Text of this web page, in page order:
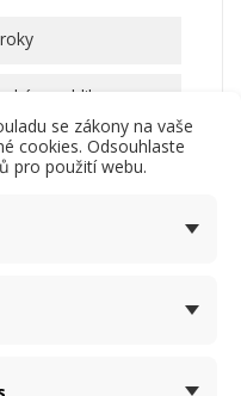
republika
se zákony na vaše
cookies. Odsouhlaste
pro použití webu.